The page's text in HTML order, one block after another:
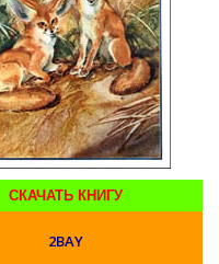
СКАЧАТЬ КНИГУ
2BAY